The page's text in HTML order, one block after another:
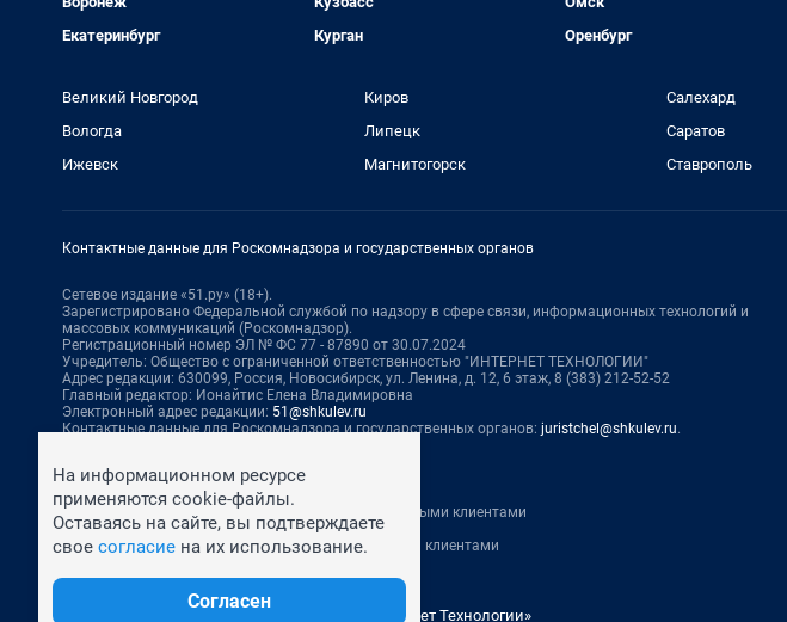
Екатеринбург
Курган
Оренбург
Великий Новгород
Вологда
Ижевск
Киров
Липецк
Магнитогорск
Салехард
Саратов
Ставрополь
Контактные данные для Роскомнадзора и государственных органов
Сетевое издание «51.ру» (18+).
Зарегистрировано Федеральной службой по надзору в сфере связи, информационных технологий и
массовых коммуникаций (Роскомнадзор).
Регистрационный номер ЭЛ № ФС 77 - 87890 от 30.07.2024
Учредитель: Общество с ограниченной ответственностью "ИНТЕРНЕТ ТЕХНОЛОГИИ"
Адрес редакции: 630099, Россия, Новосибирск, ул. Ленина, д. 12, 6 этаж, 8 (383) 212-52-52
Главный редактор: Ионайтис Елена Владимировна
Электронный адрес редакции: 51@shkulev.ru
Контактные данные для Роскомнадзора и государственных органов: juristchel@shkulev.ru.
По вопросам коммерческого сотрудничества:
Жапарова Жанна, менеджер по работе с федеральными клиентами
zhanna.zhaparova@shkulev.ru , моб. + 7 982 640 34 32
Ревина Мария, директор по работе с федеральными клиентами
© ООО «Интернет Технологии»
На информационном ресурсе
применяются cookie-файлы.
Оставаясь на сайте, вы подтверждаете
свое согласие на их использование.
Согласен